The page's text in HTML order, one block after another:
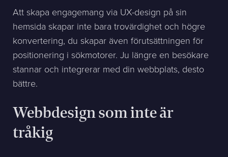
Att skapa engagemang via UX-design på sin
hemsida skapar inte bara trovärdighet och högre
konvertering, du skapar även förutsättningen för
positionering i sökmotorer. Ju längre en besökare
stannar och integrerar med din webbplats, desto
bättre.
Webbdesign som inte är
tråkig